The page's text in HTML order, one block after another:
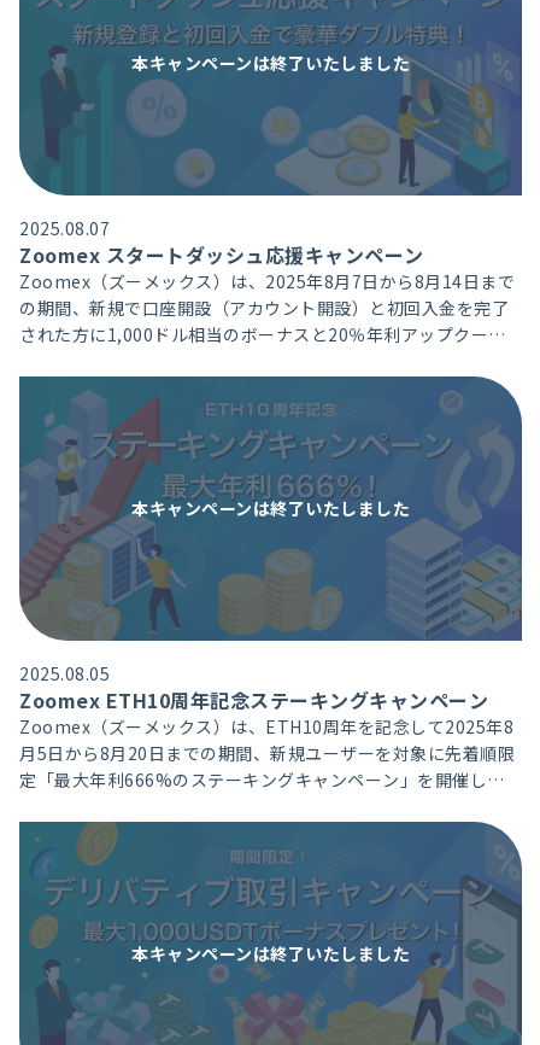
本キャンペーンは終了いたしました
2025.08.07
Zoomex スタートダッシュ応援キャンペーン
Zoomex（ズーメックス）は、2025年8月7日から8月14日まで
の期間、新規で口座開設（アカウント開設）と初回入金を完了
された方に1,000ドル相当のボーナスと20％年利アップクーポ
取り頂けます。
本キャンペーンは終了いたしました
2025.08.05
Zoomex ETH10周年記念ステーキングキャンペーン
Zoomex（ズーメックス）は、ETH10周年を記念して2025年8
月5日から8月20日までの期間、新規ユーザーを対象に先着順限
定「最大年利666%のステーキングキャンペーン」を開催して
狙える大変お得なキャンペーンです。
本キャンペーンは終了いたしました